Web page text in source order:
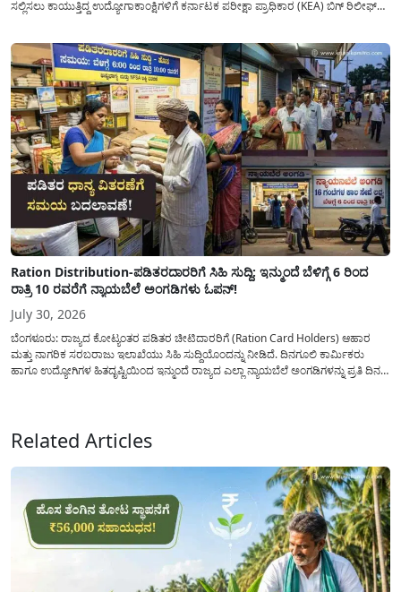
ಸಲ್ಲಿಸಲು ಕಾಯುತ್ತಿದ್ದ ಉದ್ಯೋಗಾಕಾಂಕ್ಷಿಗಳಿಗೆ ಕರ್ನಾಟಕ ಪರೀಕ್ಷಾ ಪ್ರಾಧಿಕಾರ (KEA) ಬಿಗ್ ರಿಲೀಫ್
Ration Distribution-ಪಡಿತರದಾರರಿಗೆ ಸಿಹಿ ಸುದ್ದಿ: ಇನ್ಮುಂದೆ ಬೆಳಿಗ್ಗೆ 6 ರಿಂದ
ರಾತ್ರಿ 10 ರವರೆಗೆ ನ್ಯಾಯಬೆಲೆ ಅಂಗಡಿಗಳು ಓಪನ್!
July 30, 2026
ಬೆಂಗಳೂರು: ರಾಜ್ಯದ ಕೋಟ್ಯಂತರ ಪಡಿತರ ಚೀಟಿದಾರರಿಗೆ (Ration Card Holders) ಆಹಾರ
ಮತ್ತು ನಾಗರಿಕ ಸರಬರಾಜು ಇಲಾಖೆಯು ಸಿಹಿ ಸುದ್ದಿಯೊಂದನ್ನು ನೀಡಿದೆ. ದಿನಗೂಲಿ ಕಾರ್ಮಿಕರು
ಹಾಗೂ ಉದ್ಯೋಗಿಗಳ ಹಿತದೃಷ್ಟಿಯಿಂದ ಇನ್ಮುಂದೆ ರಾಜ್ಯದ ಎಲ್ಲಾ ನ್ಯಾಯಬೆಲೆ ಅಂಗಡಿಗಳನ್ನು ಪ್ರತಿ ದಿನ
Related Articles